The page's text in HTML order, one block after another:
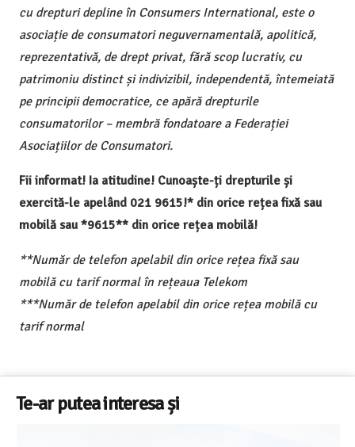
cu drepturi depline în Consumers International, este o
asociație de consumatori neguvernamentală, apolitică,
reprezentativă, de drept privat, fără scop lucrativ, cu
patrimoniu distinct și indivizibil, independentă, întemeiată
pe principii democratice, ce apără drepturile
consumatorilor – membră fondatoare a Federației
Asociațiilor de Consumatori.
Fii informat! Ia atitudine! Cunoaște-ți drepturile și
exercită-le apelând 021 9615!* din orice rețea fixă sau
mobilă sau *9615** din orice rețea mobilă!
**Număr de telefon apelabil din orice rețea fixă sau
mobilă cu tarif normal în rețeaua Telekom
***Număr de telefon apelabil din orice rețea mobilă cu
tarif normal
Te-ar putea interesa și